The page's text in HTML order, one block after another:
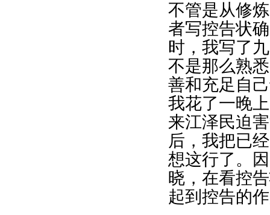
不管是从修
者写控告状
时，我写了
不是那么熟
善和充足自
我花了一晚
来江泽民迫
后，我把已
想这行了。
晓，在看控
起到控告的